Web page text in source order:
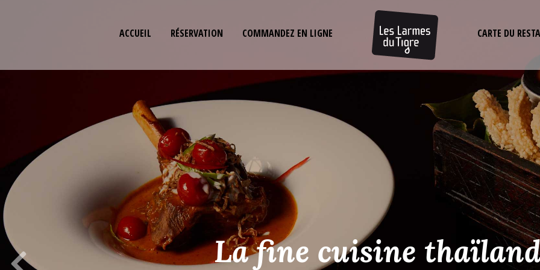
ACCUEIL RÉSERVATION COMMANDEZ EN LIGNE CARTE DU
Previous Slide La fine cuisine